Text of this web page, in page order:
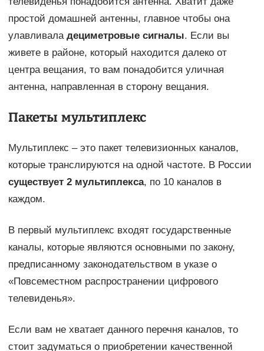
простой домашней антенны, главное чтобы она
улавливала дециметровые сигналы. Если вы
живете в районе, который находится далеко от
центра вещания, то вам понадобится уличная
антенна, направленная в сторону вещания.
Пакеты мультиплекс
Мультиплекс – это пакет телевизионных каналов,
которые транслируются на одной частоте. В России
существует 2 мультиплекса, по 10 каналов в
каждом.
В первый мультиплекс входят государственные
каналы, которые являются основными по закону,
предписанному законодательством в указе о
«Повсеместном распространении цифрового
телевиденья».
Если вам не хватает данного перечня каналов, то
стоит задуматься о приобретении качественной